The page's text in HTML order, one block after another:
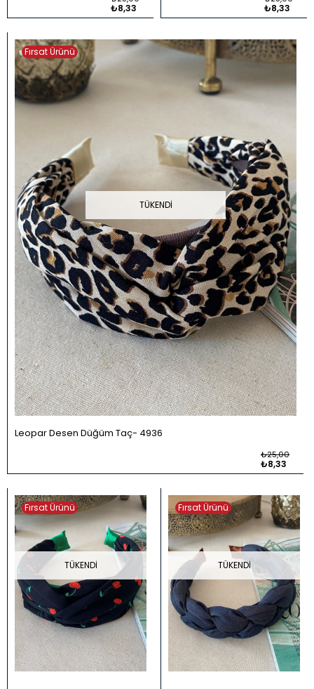
₺8,33 ₺8,33
TÜKENDI
Leopar Desen Düğüm Taç 4936
₺8,33
₺25,00
Fırsat Ürünü
TÜKENDI
Fırsat Ürünü
TÜKENDI
Fırsat Ürünü